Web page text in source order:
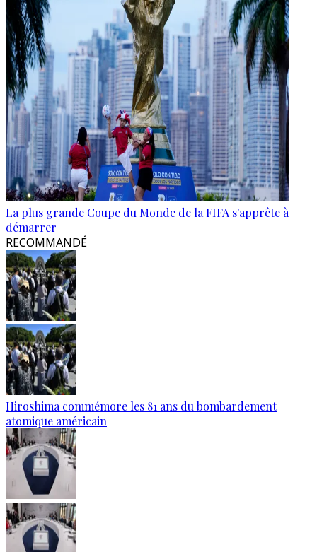
La plus grande Coupe du Monde de la FIFA s'apprête à
démarrer
RECOMMANDÉ
Hiroshima commémore les 81 ans du bombardement
atomique américain